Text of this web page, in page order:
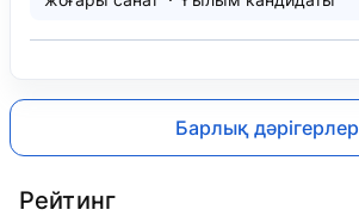
Барлық дәрігерлер
Рейтинг